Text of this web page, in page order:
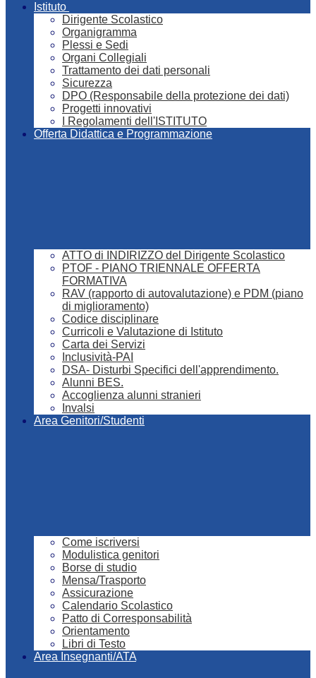
Istituto
Dirigente Scolastico
Organigramma
Plessi e Sedi
Organi Collegiali
Trattamento dei dati personali
Sicurezza
DPO (Responsabile della protezione dei dati)
Progetti innovativi
I Regolamenti dell'ISTITUTO
Offerta Didattica e Programmazione
ATTO di INDIRIZZO del Dirigente Scolastico
PTOF - PIANO TRIENNALE OFFERTA
FORMATIVA
RAV (rapporto di autovalutazione) e PDM (piano
di miglioramento)
Codice disciplinare
Curricoli e Valutazione di Istituto
Carta dei Servizi
Inclusività-PAI
DSA- Disturbi Specifici dell'apprendimento.
Alunni BES.
Accoglienza alunni stranieri
Invalsi
Area Genitori/Studenti
Come iscriversi
Modulistica genitori
Borse di studio
Mensa/Trasporto
Assicurazione
Calendario Scolastico
Patto di Corresponsabilità
Orientamento
Libri di Testo
Area Insegnanti/ATA